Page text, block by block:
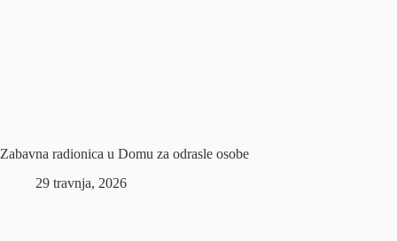
Zabavna radionica u Domu za odrasle osobe
29 travnja, 2026